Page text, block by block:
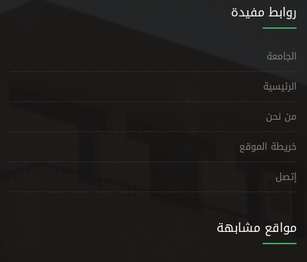
روابط مفيدة
الجامعة
الرئيسية
من نحن
خريطة الموقع
إتصل
مواقع مشابهة